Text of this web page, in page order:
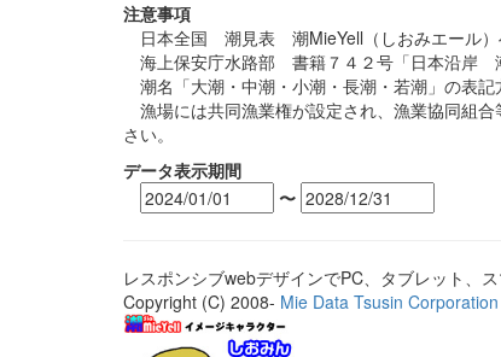
注意事項
日本全国 潮見表 潮MieYell（しおみエール）
海上保安庁水路部 書籍７４２号「日本沿岸
潮名「大潮・中潮・小潮・長潮・若潮」の表記
漁場には共同漁業権が設定され、漁業協同組
さい。
データ表示期間
〜
レスポンシブwebデザインでPC、タブレット、
Copyright (C) 2008- Mie Data Tsusin Corporation